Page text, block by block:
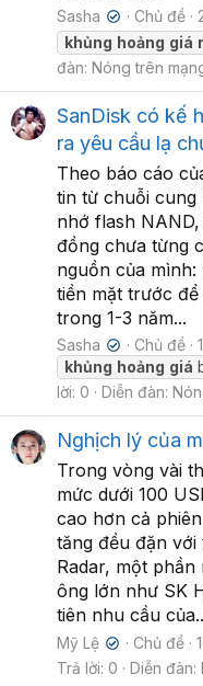
Sasha ✔ Chủ đề
khủng hoảng giá
đàn: Nóng trên
SanDisk có kế
ra yêu cầu lạ
Theo báo cáo
tin từ chuỗi cung
nhớ flash
đồng chưa từng
nguồn của
tiền mặt trước
trong 1-3 năm...
Sasha ✔ Chủ đề
khủng hoảng giá
lời: 0
Diễn đàn:
Nghịch lý của
Trong vòng vài
mức dưới 100
cao hơn cả
tăng đều đặn
Radar, một
ông lớn như SK
tiên nhu cầu
Mỹ Lệ ✔ Chủ đề
Trả lời: 0
Diễn đàn: